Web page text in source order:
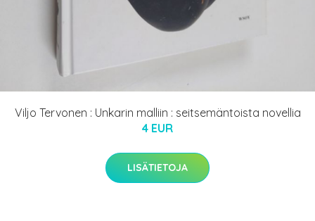
Viljo Tervonen : Unkarin malliin : seitsemäntoista novellia
4 EUR
LISÄTIETOJA